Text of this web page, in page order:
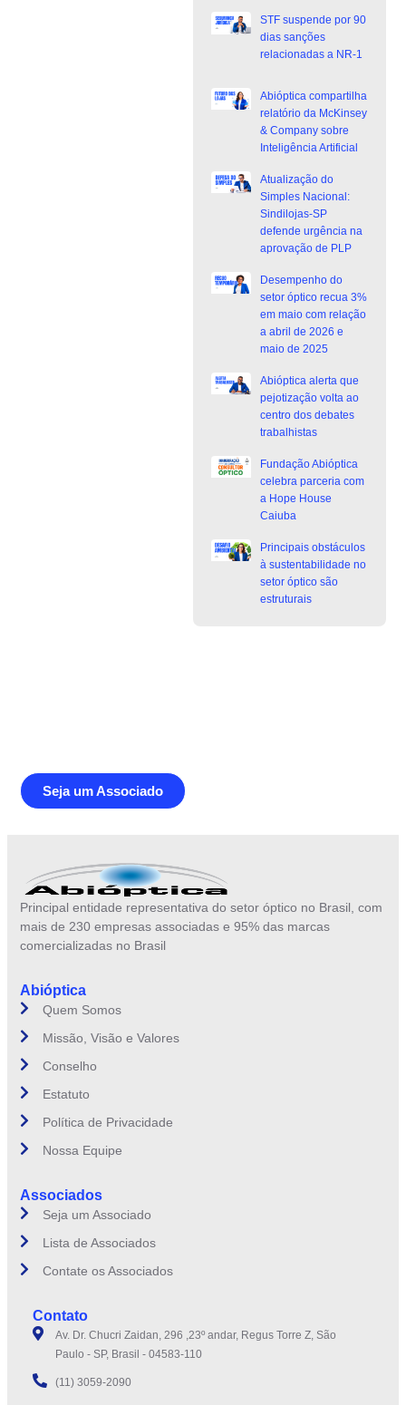
STF suspende por 90
dias sanções
relacionadas a NR-1
Abióptica compartilha
relatório da McKinsey
& Company sobre
Inteligência Artificial
Atualização do
Simples Nacional:
Sindilojas-SP
defende urgência na
aprovação de PLP
Desempenho do
setor óptico recua 3%
em maio com relação
a abril de 2026 e
maio de 2025
Abióptica alerta que
pejotização volta ao
centro dos debates
trabalhistas
Fundação Abióptica
celebra parceria com
a Hope House
Caiuba
Principais obstáculos
à sustentabilidade no
setor óptico são
estruturais
Seja um Associado
Principal entidade representativa do setor óptico no Brasil, com
mais de 230 empresas associadas e 95% das marcas
comercializadas no Brasil
Abióptica
Quem Somos
Missão, Visão e Valores
Conselho
Estatuto
Política de Privacidade
Nossa Equipe
Associados
Seja um Associado
Lista de Associados
Contate os Associados
Contato
Av. Dr. Chucri Zaidan, 296 ,23º andar, Regus Torre Z, São
Paulo - SP, Brasil - 04583-110
(11) 3059-2090